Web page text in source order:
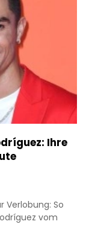
Ihre
Verlobung: So
vom